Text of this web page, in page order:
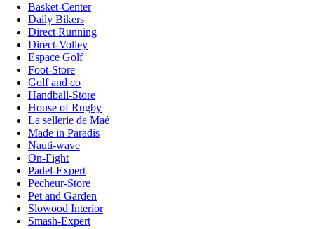
Basket-Center
Daily Bikers
Direct Running
Direct-Volley
Espace Golf
Foot-Store
Golf and co
Handball-Store
House of Rugby
La sellerie de Maé
Made in Paradis
Nauti-wave
On-Fight
Padel-Expert
Pecheur-Store
Pet and Garden
Slowood Interior
Smash-Expert